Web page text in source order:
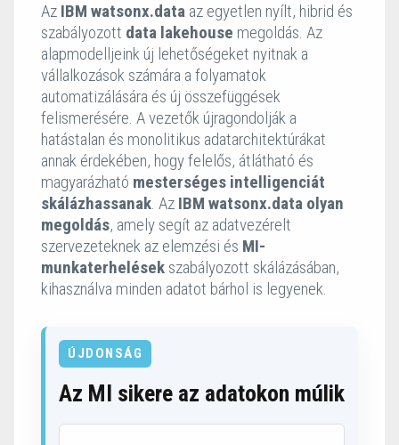
Az IBM watsonx.data az egyetlen nyílt, hibrid és
szabályozott data lakehouse megoldás. Az
alapmodelljeink új lehetőségeket nyitnak a
vállalkozások számára a folyamatok
automatizálására és új összefüggések
felismerésére. A vezetők újragondolják a
hatástalan és monolitikus adatarchitektúrákat
annak érdekében, hogy felelős, átlátható és
magyarázható mesterséges intelligenciát
skálázhassanak. Az IBM watsonx.data olyan
megoldás, amely segít az adatvezérelt
szervezeteknek az elemzési és MI-
munkaterhelések szabályozott skálázásában,
kihasználva minden adatot bárhol is legyenek.
ÚJDONSÁG
Az MI sikere az adatokon múlik